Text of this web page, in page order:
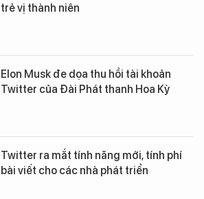
trẻ vị thành niên
Elon Musk đe dọa thu hồi tài khoản
Twitter của Đài Phát thanh Hoa Kỳ
Twitter ra mắt tính năng mới, tính phí
bài viết cho các nhà phát triển